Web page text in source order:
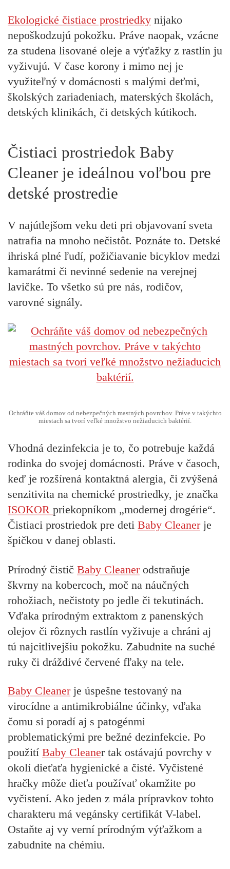
Ekologické čistiace prostriedky nijako
nepoškodzujú pokožku. Práve naopak, vzácne
za studena lisované oleje a výťažky z rastlín ju
vyživujú. V čase korony i mimo nej je
využiteľný v domácnosti s malými deťmi,
školských zariadeniach, materských školách,
detských klinikách, či detských kútikoch.
Čistiaci prostriedok Baby
Cleaner je ideálnou voľbou pre
detské prostredie
V najútlejšom veku deti pri objavovaní sveta
natrafia na mnoho nečistôt. Poznáte to. Detské
ihriská plné ľudí, požičiavanie bicyklov medzi
kamarátmi či nevinné sedenie na verejnej
lavičke. To všetko sú pre nás, rodičov,
varovné signály.
Ochráňte váš domov od nebezpečných mastných povrchov. Práve v takýchto
miestach sa tvorí veľké množstvo nežiaducich baktérií.
Vhodná dezinfekcia je to, čo potrebuje každá
rodinka do svojej domácnosti. Práve v časoch,
keď je rozšírená kontaktná alergia, či zvýšená
senzitivita na chemické prostriedky, je značka
ISOKOR priekopníkom „modernej drogérie“.
Čistiaci prostriedok pre deti Baby Cleanerje
špičkou v danej oblasti.
Prírodný čistič Baby Cleanerodstraňuje
škvrny na kobercoch, moč na náučných
rohožiach, nečistoty po jedle či tekutinách.
Vďaka prírodným extraktom z panenských
olejov či rôznych rastlín vyživuje a chráni aj
tú najcitlivejšiu pokožku. Zabudnite na suché
ruky či dráždivé červené fľaky na tele.
Baby Cleaner je úspešne testovaný na
virocídne a antimikrobiálne účinky, vďaka
čomu si poradí aj s patogénmi
problematickými pre bežné dezinfekcie. Po
použití Baby Cleaner tak ostávajú povrchy v
okolí dieťaťa hygienické a čisté. Vyčistené
hračky môže dieťa používať okamžite po
vyčistení. Ako jeden z mála prípravkov tohto
charakteru má vegánsky certifikát V-label.
Ostaňte aj vy verní prírodným výťažkom a
zabudnite na chémiu.